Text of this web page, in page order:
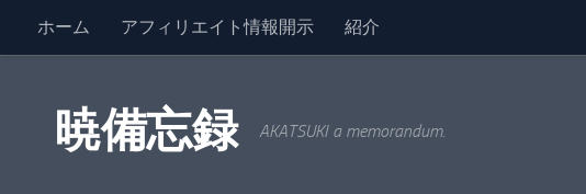
コンテンツへスキップ
ホーム アフィリエイト情報開示 紹介
暁備忘録 AKATSUKI a memorandum.